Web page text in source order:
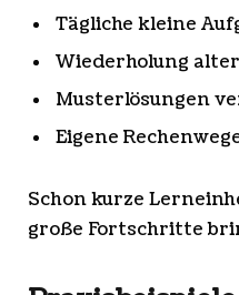
Tägliche kleine
Wiederholung
Musterlösungen
Eigene
Schon kurze
große Fortschritte